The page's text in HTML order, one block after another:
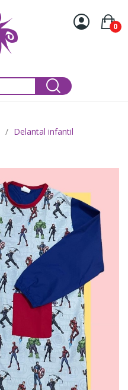
0
Delantal infantil